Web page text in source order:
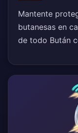
Mantente
butanesas en
de todo Bután